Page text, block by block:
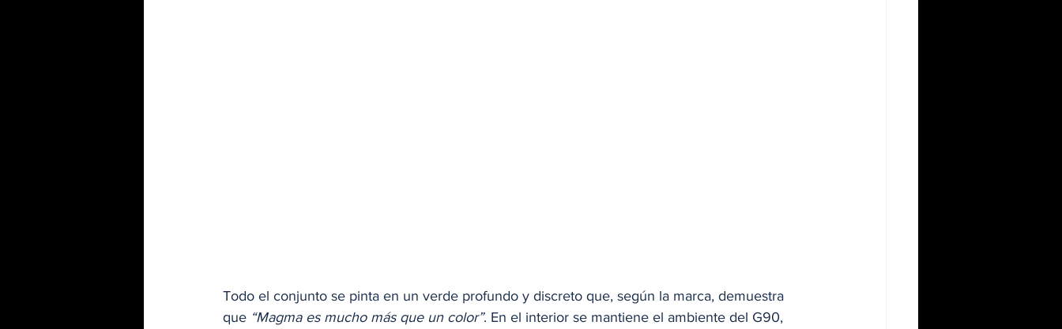
Todo el conjunto se pinta en un verde profundo y discreto que, según la marca, demuestra
que “Magma es mucho más que un color”. En el interior se mantiene el ambiente del G90,